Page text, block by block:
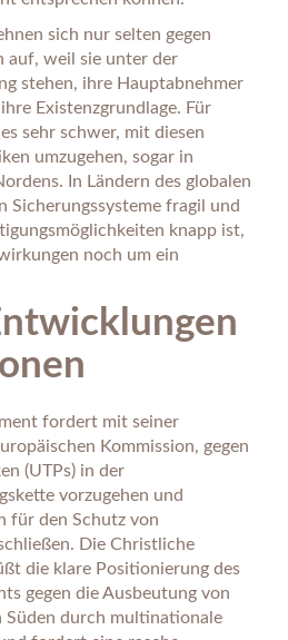
sich nur selten gegen
auf, weil sie unter der
stehen, ihre Hauptabnehmer
Existenzgrundlage. Für
sehr schwer, mit diesen
umzugehen, sogar in
In Ländern des globalen
Sicherungssysteme fragil und
knapp ist,
noch um ein
fordert mit seiner
Kommission, gegen
(UTPs) in der
vorzugehen und
für den Schutz von
Die Christliche
die klare Positionierung des
gegen die Ausbeutung von
Süden durch multinationale